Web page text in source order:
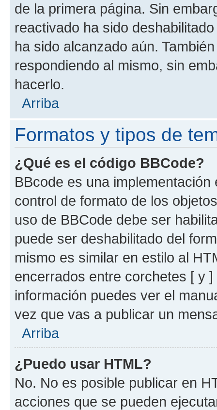
de la primera página. Sin
reactivado ha sido
ha sido alcanzado aún.
respondiendo al mismo, sin
hacerlo.
Arriba
Formatos y tipos de
¿Qué es el código BBCode?
BBcode es una
control de formato de los
uso de BBCode debe ser
puede ser deshabilitado del
mismo es similar en estilo al
encerrados entre corchetes [ y
información puedes ver el
vez que vas a publicar un
Arriba
¿Puedo usar HTML?
No. No es posible publicar en
acciones que se pueden